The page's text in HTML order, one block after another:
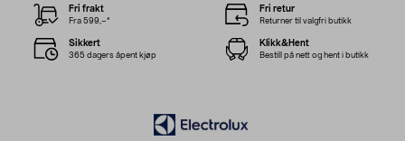
Fri frakt
Fra 599,–*
Fri retur
Returner til valgfri butikk
Sikkert
365 dagers åpent kjøp
Klikk&Hent
Bestill på nett og hent i butikk